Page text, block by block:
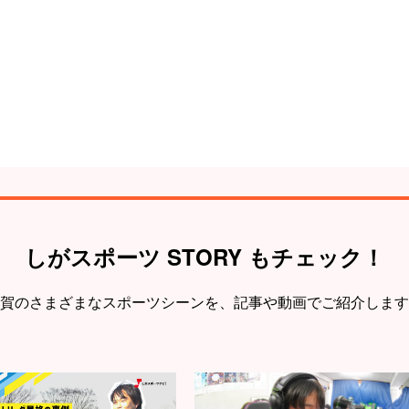
しがスポーツ STORY もチェック！
のさまざまなスポーツシーンを、 記事や動画でご紹介しま